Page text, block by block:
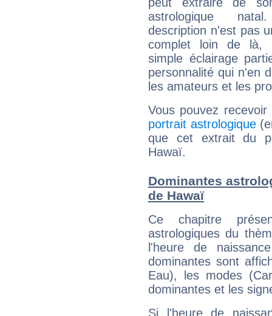
peut extraire de
astrologique
description n'est pas
complet loin de là,
simple éclairage
personnalité qui n'en
les amateurs et les
Vous pouvez
portrait astrologique
que cet extrait du
Hawaï.
Dominantes
de Hawaï
Ce chapitre
astrologiques du
l'heure de
dominantes sont
Eau), les modes
dominantes et les
Si l'heure de